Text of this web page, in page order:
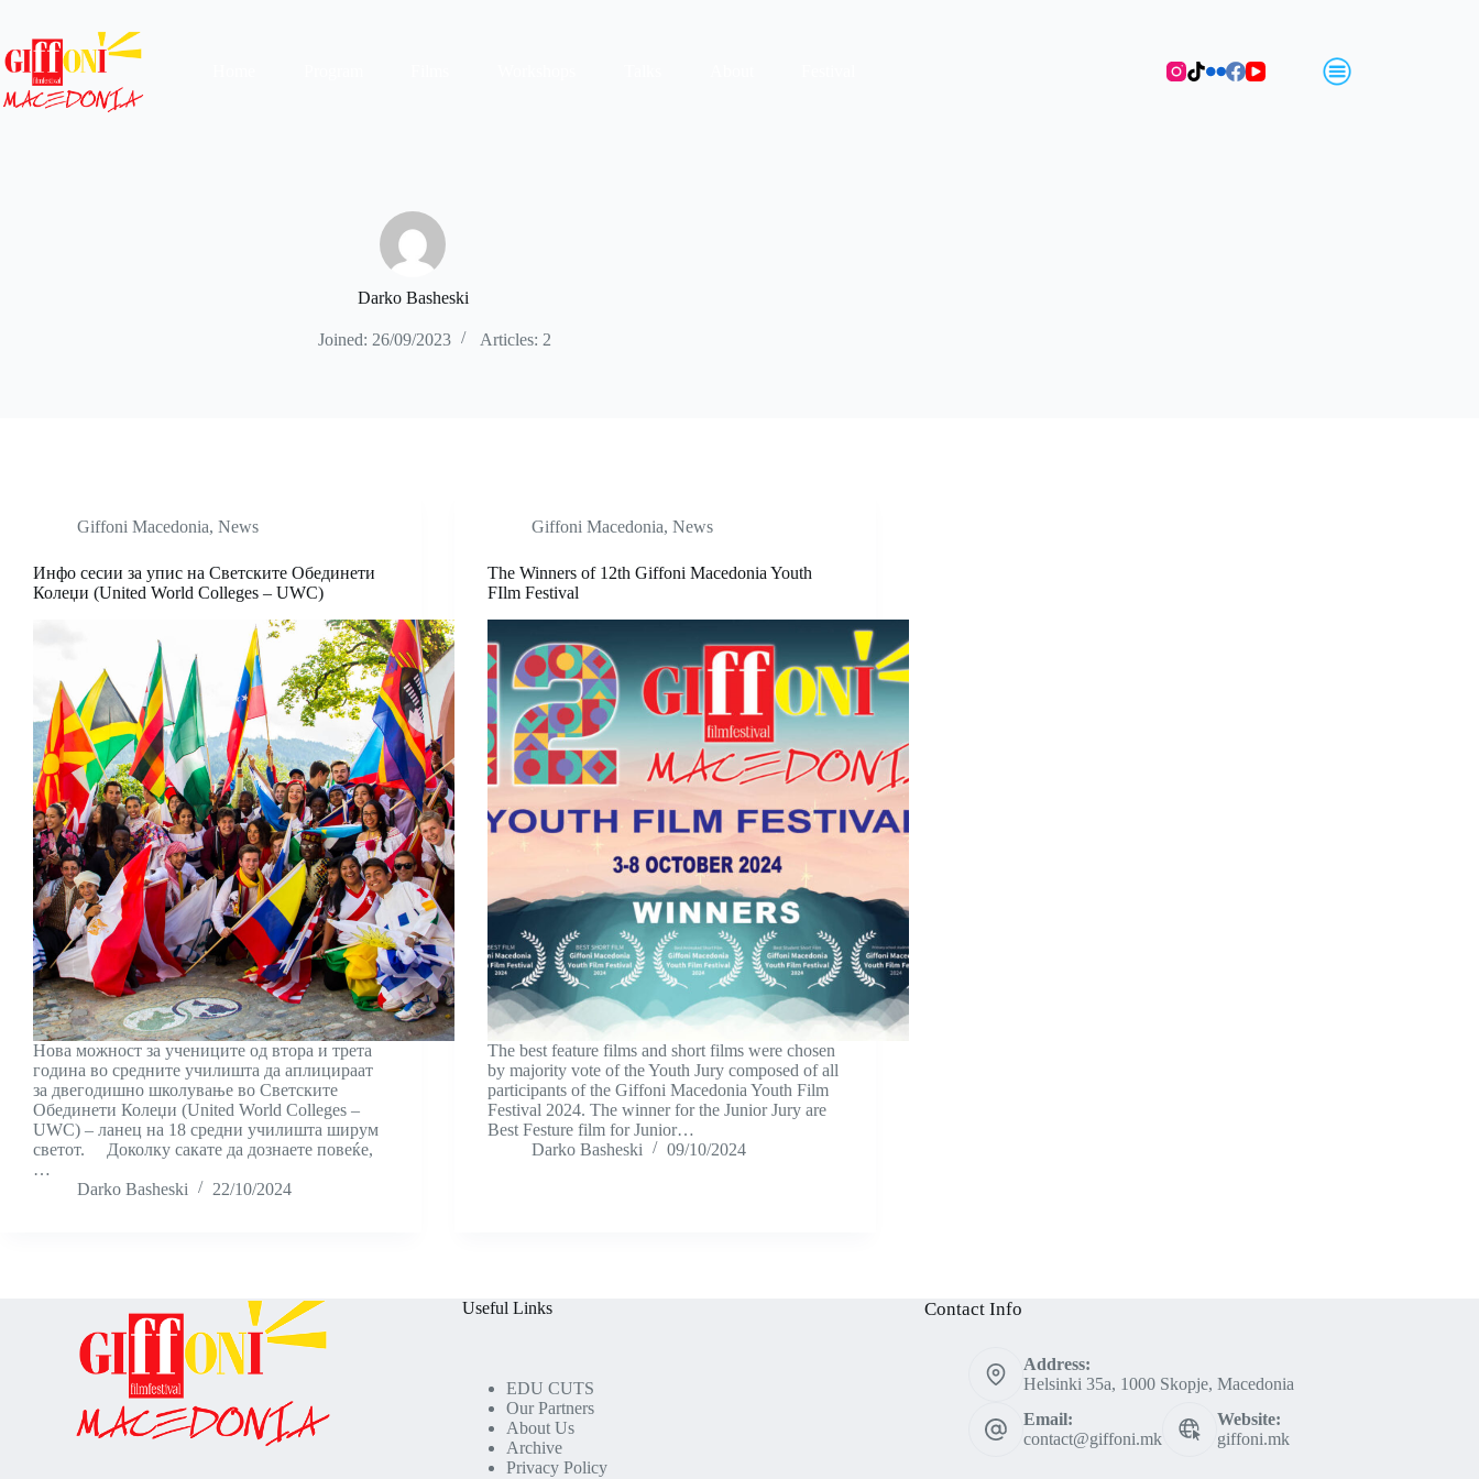
content
Darko Basheski
Joined: 26/09/2023 Articles: 2
Giffoni Macedonia, News
Инфо сесии за упис на Светските Обединети
Колеџи (United World Colleges – UWC)
Нова можност за учениците од втора и трета
година во средните училишта да аплицираат
за двегодишно школување во Светските
Обединети Колеџи (United World Colleges –
UWC) – ланец на 18 средни училишта ширум
светот. Доколку сакате да дознаете повеќе,
…
Darko Basheski
22/10/2024
Giffoni Macedonia,News
The Winners of 12th Giffoni Macedonia Youth
FIlm Festival
The best feature films and short films were chosen
by majority vote of the Youth Jury composed of all
participants of the Giffoni Macedonia Youth Film
Festival 2024. The winner for the Junior Jury are
Best Festure film for Junior…
Darko Basheski
09/10/2024
Useful Links
EDU CUTS
Our Partners
About Us
Archive
Privacy Policy
Contact Info
Address:
Helsinki 35a, 1000 Skopje, Macedonia
Email:
contact@giffoni.mk
Website:
giffoni.mk